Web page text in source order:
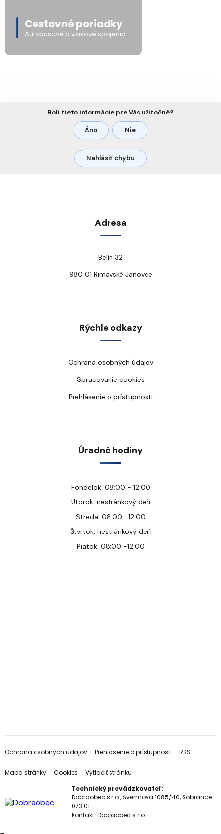
Cestovné poriadky
Autobusové a vlakové spojenia
Boli tieto informácie pre Vás užitočné?
Áno Nie
Nahlásiť chybu
Adresa
Belín 32
980 01 Rimavské Janovce
Rýchle odkazy
Ochrana osobných údajov
Spracovanie cookies
Prehlásenie o prístupnosti
Úradné hodiny
Pondelok: 08:00 - 12:00
Utorok: nestránkový deň
Streda: 08:00 -12:00
Štvrtok: nestránkový deň
Piatok: 08:00 -12:00
Ochrana osobných údajov Prehlásenie o prístupnosti RSS
Mapa stránky Cookies
Vytlačiť stránku
Technický prevádzkovateľ:
Dobraobec s.r.o., Švermova 1085/40, Sobrance
073 01
Kontakt: Dobraobec s.r.o.